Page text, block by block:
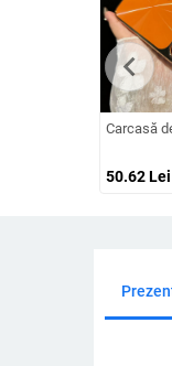
Carcasă
50.62Lei
chevron_left